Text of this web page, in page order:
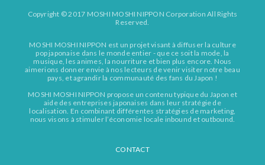
Copyright © 2017 MOSHI MOSHI NIPPON Corporation All Rights
Reserved.
MOSHI MOSHI NIPPON est un projet visant à diffuser la culture
pop japonaise dans le monde entier - que ce soit la mode, la
musique, les animes, la nourriture et bien plus encore. Nous
aimerions donner envie à nos lecteurs de venir visiter notre beau
pays, et agrandir la communauté des fans du Japon !
MOSHI MOSHI NIPPON propose un contenu typique du Japon et
aide des entreprises japonaises dans leur stratégie de
localisation. En combinant différentes stratégies de marketing,
nous visons à stimuler l’économie locale inbound et outbound.
CONTACT